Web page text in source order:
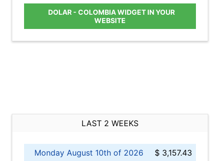
DOLAR - COLOMBIA WIDGET IN YOUR
WEBSITE
LAST 2 WEEKS
Monday August 10th of 2026
$ 3,157.43